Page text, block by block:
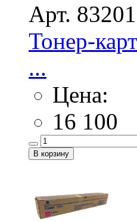
Арт.
Тонер-
...
Цена:
16 100